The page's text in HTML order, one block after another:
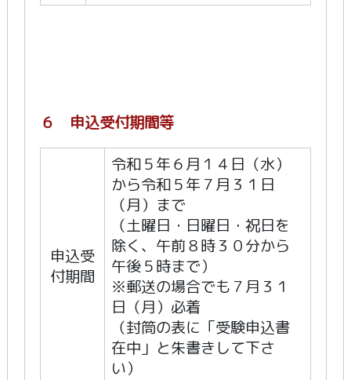
６ 申込受付期間等
申込受
付期間
令和５年６月１４日（水）
から令和５年７月３１日
（月）まで
（土曜日・日曜日・祝日を
除く、午前８時３０分から
午後５時まで）
※郵送の場合でも７月３１
日（月）必着
（封筒の表に「受験申込書
在中」と朱書きして下さ
い）